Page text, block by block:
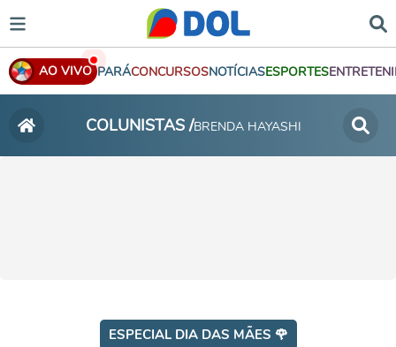
AO VIVO PARÁCONCURSOSNOTÍCIASESPORTES
COLUNISTAS /BRENDA HAYASHI
ESPECIAL DIA DAS MÃES 🌹